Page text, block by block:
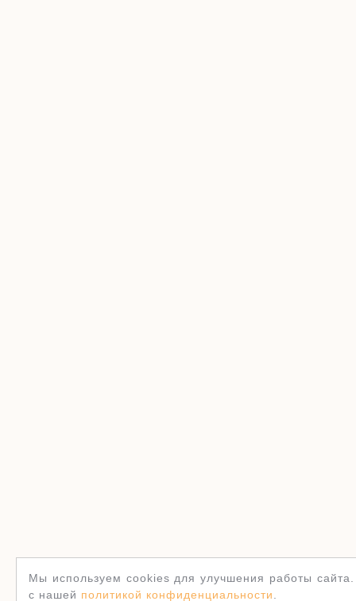
Мы используем cookies для улучшения работы
с нашей политикой конфиденциальности